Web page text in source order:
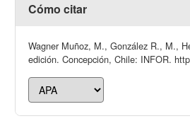
Cómo citar
Wagner Muñoz, M., González R., M.,
edición. Concepción, Chile: INFOR.